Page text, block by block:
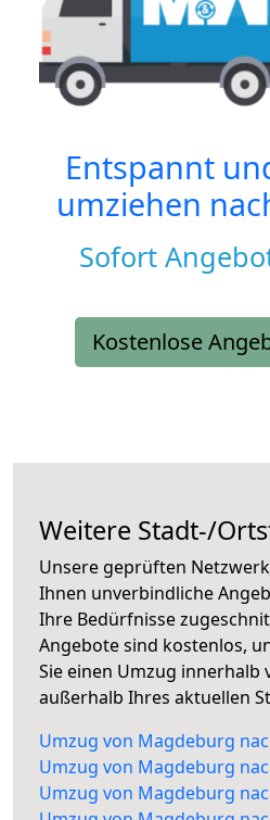
Entspannt
umziehen
Sofort
Kostenlose
Weitere Stadt-/
Unsere geprüften
Ihnen unverbindliche
Ihre Bedürfnisse
Angebote sind kostenlos,
Sie einen Umzug innerhalb
außerhalb Ihres aktuellen
Umzug von Magdeburg
Umzug von Magdeburg
Umzug von Magdeburg